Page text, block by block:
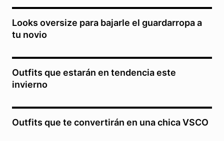
Looks oversize para bajarle el guardarropa a
tu novio
Outfits que estarán en tendencia este
invierno
Outfits que te convertirán en una chica VSCO